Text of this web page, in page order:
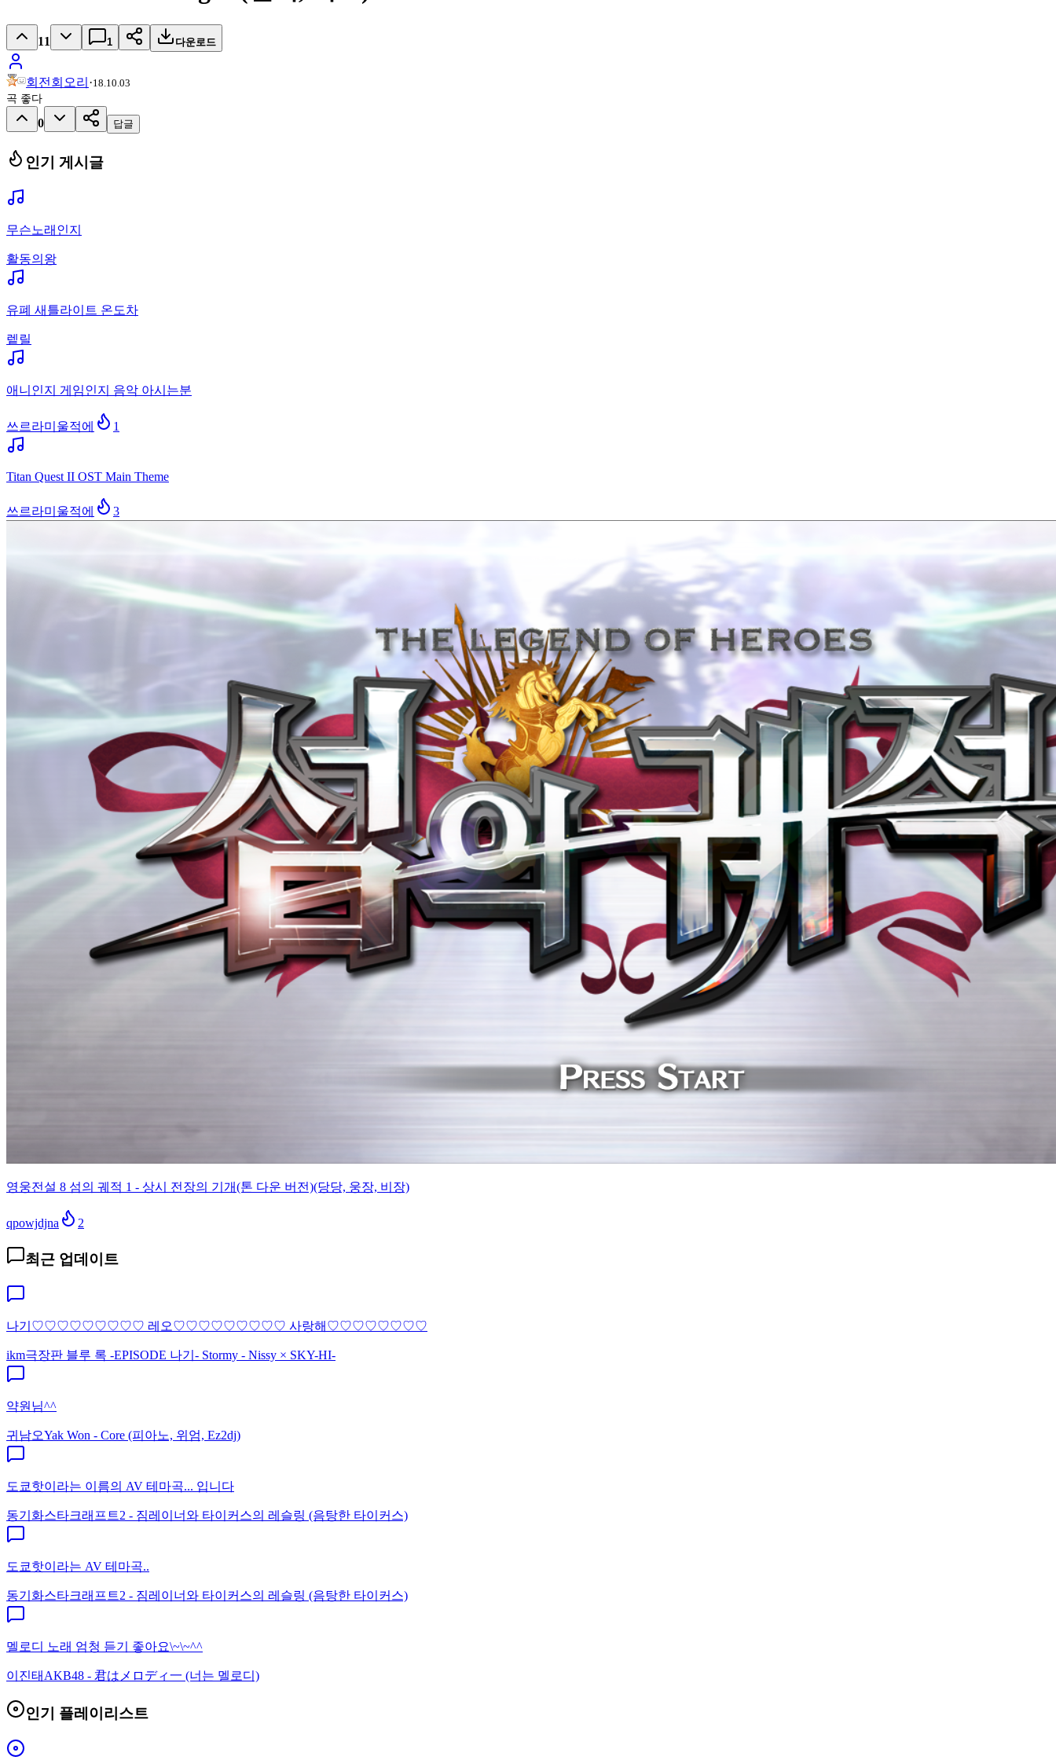
11 1 다운로드
회전회오리 ·18.10.03
곡 좋다
0 답글
인기 게시글
무슨노래인지
활동의왕
유폐 새틀라이트 온도차
렡릴
애니인지 게임인지 음악 아시는분
쓰르라미울적에 1
Titan Quest II OST Main Theme
쓰르라미울적에 3
영웅전설 8 섬의 궤적 1 - 상시 전장의 기개(톤 다운 버전)(당당, 웅장, 비장)
qpowjdjna 2
최근 업데이트
나기♡♡♡♡♡♡♡♡♡ 레오♡♡♡♡♡♡♡♡♡ 사랑해♡♡♡♡♡♡♡♡
ikm극장판 블루 록 -EPISODE 나기- Stormy - Nissy × SKY-HI-
약원님^^
귀남오Yak Won - Core (피아노, 위엄, Ez2dj)
도쿄핫이라는 이름의 AV 테마곡... 입니다
동기화스타크래프트2 - 짐레이너와 타이커스의 레슬링 (음탕한 타이커스)
도쿄핫이라는 AV 테마곡..
동기화스타크래프트2 - 짐레이너와 타이커스의 레슬링 (음탕한 타이커스)
멜로디 노래 엄청 듣기 좋아요\~\~^^
이진태 AKB48 - 君はメロディ一 (너는 멜로디)
인기 플레이리스트